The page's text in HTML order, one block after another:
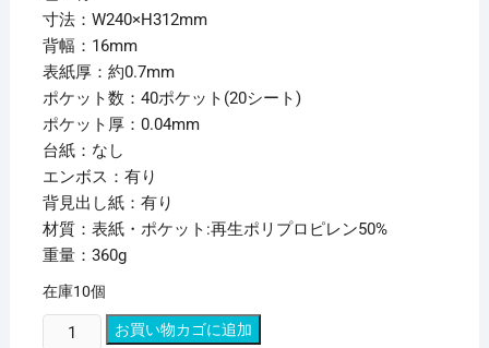
寸法：W240×H312mm
背幅：16mm
表紙厚：約0.7mm
ポケット数：40ポケット(20シート)
ポケット厚：0.04mm
台紙：なし
エンボス：有り
背見出し紙：有り
材質：表紙・ポケット:再生ポリプロピレン50%
重量：360g
在庫10個
お買い物カゴに追加